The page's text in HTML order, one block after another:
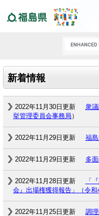
新着情報
2022年11月30日更新 衆
挙管理委員会事務局 ）
2022年11月29日更新 福
2022年11月29日更新 多
2022年11月28日更新
「
会』出場権獲得報告」（令和
2022年11月25日更新 調